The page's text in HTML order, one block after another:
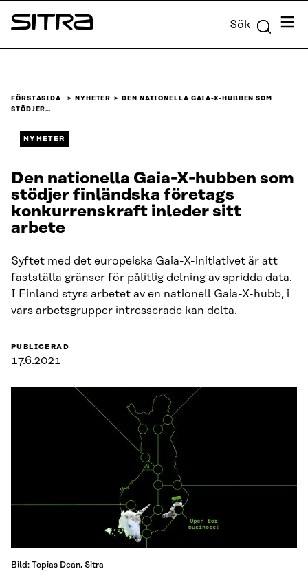
Skip to
content
Sitra Sök Meny
FÖRSTASIDA NYHETER
DEN NATIONELLA GAIA-X-HUBBEN SOM
STÖDJER…
NYHETER
Den nationella Gaia-X-hubben som
stödjer finländska företags
konkurrenskraft inleder sitt
arbete
Syftet med det europeiska Gaia-X-initiativet är att
fastställa gränser för pålitlig delning av spridda data.
I Finland styrs arbetet av en nationell Gaia-X-hubb, i
vars arbetsgrupper intresserade kan delta.
PUBLICERAD
17.6.2021
Bild: Topias Dean, Sitra